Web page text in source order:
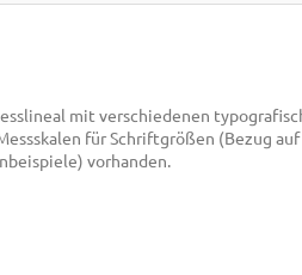
mit verschiedenen
für Schriftgrößen (Bezug
vorhanden.